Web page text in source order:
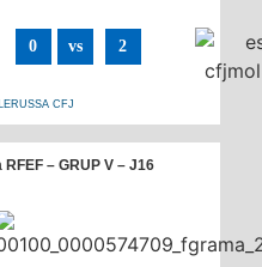
0 vs 2
CFJ
– GRUP V – J16